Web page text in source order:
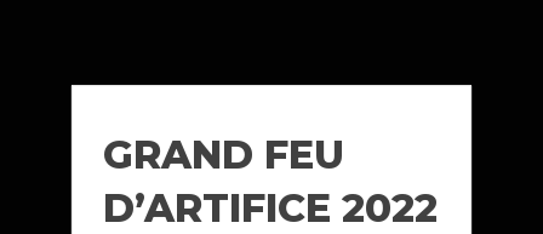
GRAND FEU
D’ARTIFICE 2022